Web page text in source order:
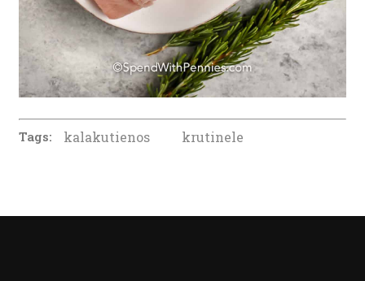
Tags: kalakutienos krutinele